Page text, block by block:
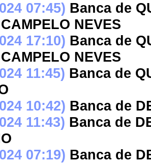
07:45) Banca de
NEVES
17:10) Banca de
NEVES
11:45) Banca de
10:42) Banca de
11:43) Banca de
07:19) Banca de